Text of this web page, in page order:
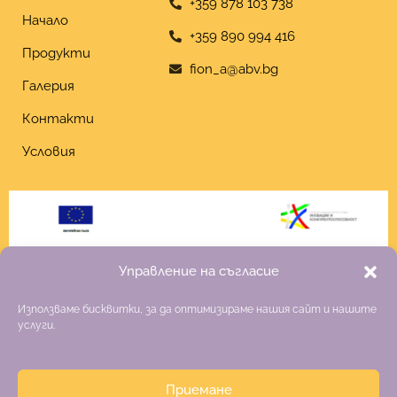
Управление на съгласие
Използваме бисквитки, за да оптимизираме нашия сайт и нашите
услуги.
Приемане
Начало
Продукти
Галерия
Контакти
Условия
+359 878 103 738
+359 890 994 416
fion_a@abv.bg